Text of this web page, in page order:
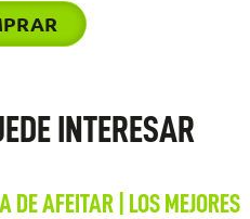
INTERESAR
DE AFEITAR | LOS MEJORES